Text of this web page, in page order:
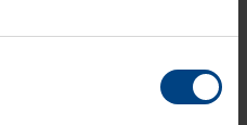
Polycarbonate